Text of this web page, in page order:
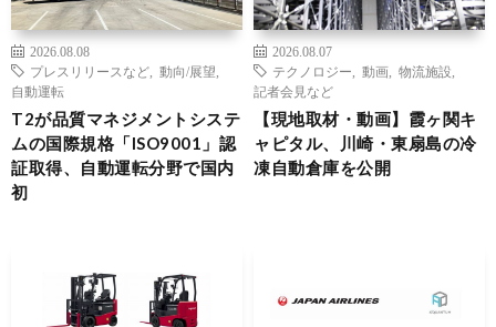
2026.08.08
プレスリリースなど
動向/展望
自動運転
T2が品質マネジメントシステ
ムの国際規格「ISO9001」認
証取得、自動運転分野で国内
初
2026.08.07
テクノロジー
動画 物流施設
記者会見など
【現地取材・動画】霞ヶ関キ
ャピタル、川崎・東扇島の冷
凍自動倉庫を公開